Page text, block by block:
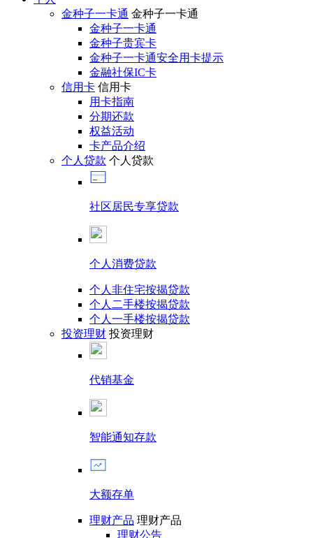
金种子一卡通 金种子一卡通
金种子一卡通
金种子贵宾卡
金种子一卡通安全用卡提示
金融社保IC卡
信用卡 信用卡
用卡指南
分期还款
权益活动
卡产品介绍
个人贷款 个人贷款
社区居民专享贷款
个人消费贷款
个人非住宅按揭贷款
个人二手楼按揭贷款
个人一手楼按揭贷款
投资理财 投资理财
代销基金
智能通知存款
大额存单
理财产品 理财产品
理财公告